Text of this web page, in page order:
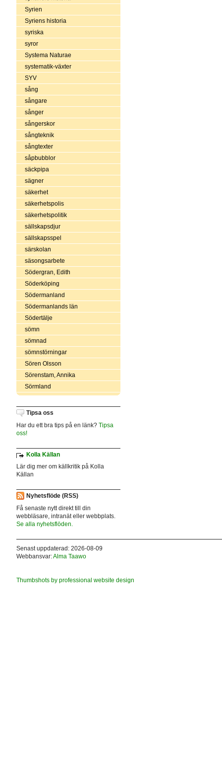
Syrien
Syriens historia
syriska
syror
Systema Naturae
systematik-växter
SYV
sång
sångare
sånger
sångerskor
sångteknik
sångtexter
såpbubblor
säckpipa
sägner
säkerhet
säkerhetspolis
säkerhetspolitik
sällskapsdjur
sällskapsspel
särskolan
säsongsarbete
Södergran, Edith
Söderköping
Södermanland
Södermanlands län
Södertälje
sömn
sömnad
sömnstörningar
Sören Olsson
Sörenstam, Annika
Sörmland
Tipsa oss
Har du ett bra tips på en länk? Tipsa
oss!
Kolla Källan
Lär dig mer om källkritik på Kolla
Källan
Nyhetsflöde (RSS)
Få senaste nytt direkt till din
webbläsare, intranät eller webbplats.
Se alla nyhetsflöden.
Senast uppdaterad: 2026-08-09
Webbansvar:Alma Taawo
Thumbshots by professional website design